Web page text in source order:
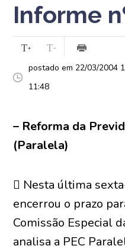
Informe
postado em 22/03/2004
11:48
– Reforma da
(Paralela)
 Nesta última
encerrou o prazo
Comissão Especial
analisa a PEC